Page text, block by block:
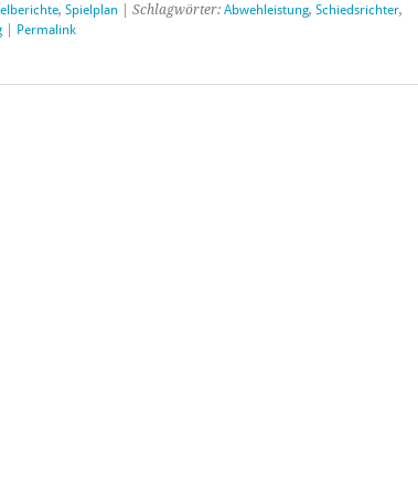
, Spielplan| Schlagwörter: Abwehleistung, Schiedsrichter,
| Permalink